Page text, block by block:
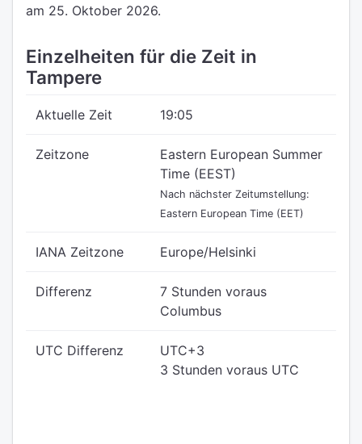
am 25. Oktober 2026.
Einzelheiten für die Zeit in
Tampere
Aktuelle Zeit 19:05
Zeitzone
Eastern European Summer
Time (EEST)
Nach nächster Zeitumstellung:
Eastern European Time (EET)
IANA Zeitzone Europe/Helsinki
Differenz
7 Stunden voraus
Columbus
UTC Differenz
UTC+3
3 Stunden voraus UTC